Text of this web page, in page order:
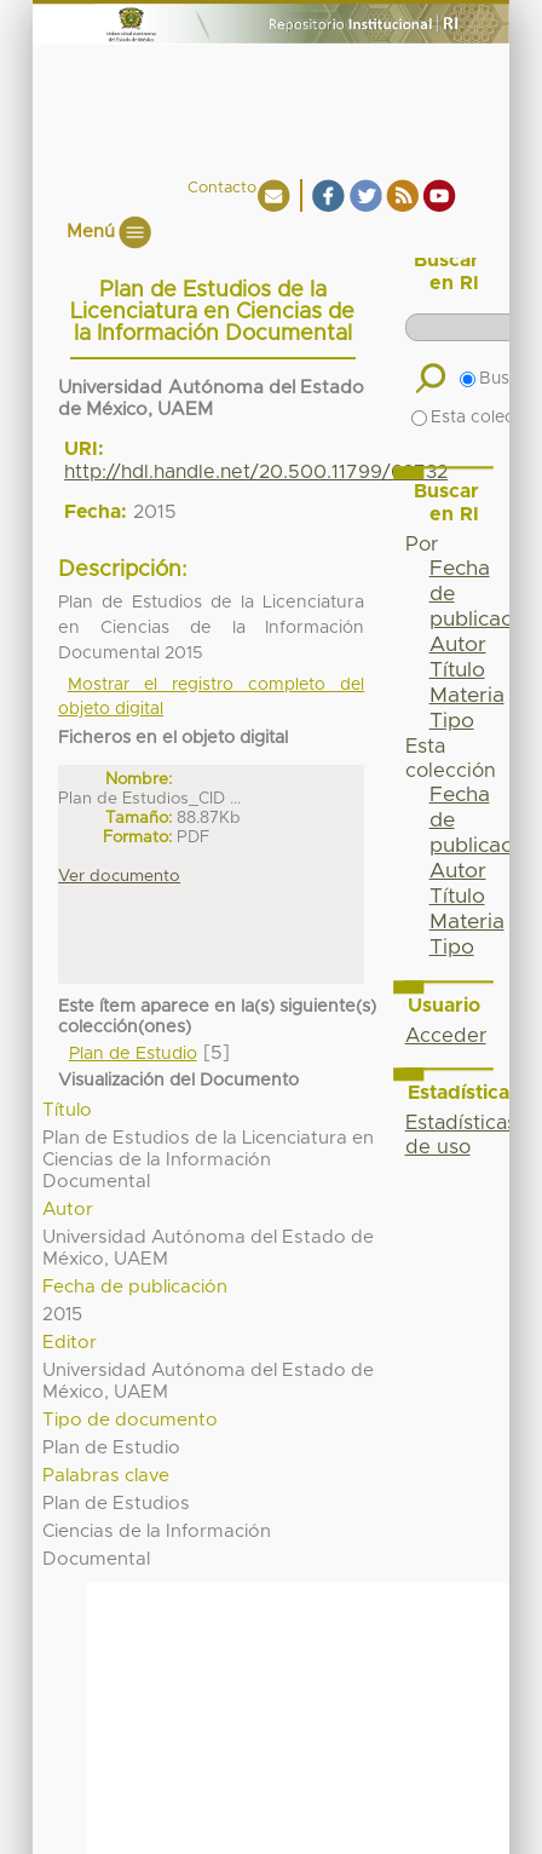
Contacto
Menú
Plan de Estudios de la
Licenciatura en Ciencias de
la Información Documental
Universidad Autónoma del Estado
de México, UAEM
URI:
http://hdl.handle.net/20.500.11799/62732
Fecha: 2015
Descripción:
Plan de Estudios de la Licenciatura
en Ciencias de la Información
Documental 2015
Mostrar el registro completo del
objeto digital
Ficheros en el objeto digital
Nombre:
Plan de Estudios_CID ...
Tamaño: 88.87Kb
Formato: PDF
Ver documento
Este ítem aparece en la(s) siguiente(s)
colección(ones)
Plan de Estudio[5]
Visualización del Documento
Título
Plan de Estudios de la Licenciatura en
Ciencias de la Información
Documental
Autor
Universidad Autónoma del Estado de
México, UAEM
Fecha de publicación
2015
Editor
Universidad Autónoma del Estado de
México, UAEM
Tipo de documento
Plan de Estudio
Palabras clave
Plan de Estudios
Ciencias de la Información
Documental
Buscar
en RI
Buscar
Esta
Buscar
en RI
Por
Fecha
de
publicación
Autor
Título
Materia
Tipo
Esta
colección
Fecha
de
publicación
Autor
Título
Materia
Tipo
Usuario
Acceder
Estadísticas
Estadísticas
de uso